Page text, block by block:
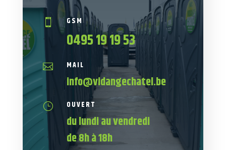
 GSM
0495 19 19 53
 MAIL
info@vidangechatel.be
} OUVERT
du lundi au vendredi
de 8h à 18h